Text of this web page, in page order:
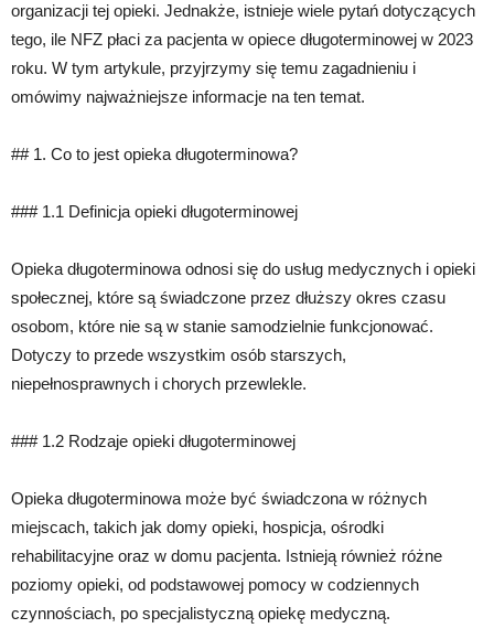
organizacji tej opieki. Jednakże, istnieje wiele pytań dotyczących
tego, ile NFZ płaci za pacjenta w opiece długoterminowej w 2023
roku. W tym artykule, przyjrzymy się temu zagadnieniu i
omówimy najważniejsze informacje na ten temat.
## 1. Co to jest opieka długoterminowa?
### 1.1 Definicja opieki długoterminowej
Opieka długoterminowa odnosi się do usług medycznych i opieki
społecznej, które są świadczone przez dłuższy okres czasu
osobom, które nie są w stanie samodzielnie funkcjonować.
Dotyczy to przede wszystkim osób starszych,
niepełnosprawnych i chorych przewlekle.
### 1.2 Rodzaje opieki długoterminowej
Opieka długoterminowa może być świadczona w różnych
miejscach, takich jak domy opieki, hospicja, ośrodki
rehabilitacyjne oraz w domu pacjenta. Istnieją również różne
poziomy opieki, od podstawowej pomocy w codziennych
czynnościach, po specjalistyczną opiekę medyczną.